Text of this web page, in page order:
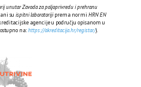
unutar Zavoda za poljoprivredu i prehranu
su ispitni laboratorijiprema normi HRN EN
agencije u području opisanom u
na:https://akreditacija.hr/registar/).